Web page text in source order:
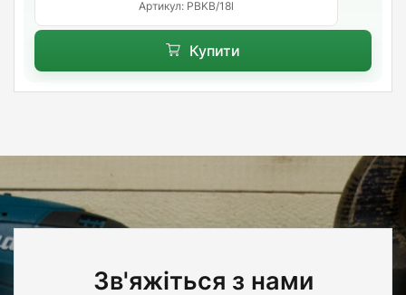
Артикул: PBKB/18l
Купити
Зв'яжіться з нами